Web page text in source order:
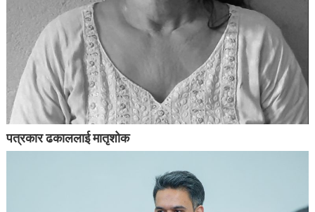
पत्रकार ढकाललाई मातृशोक